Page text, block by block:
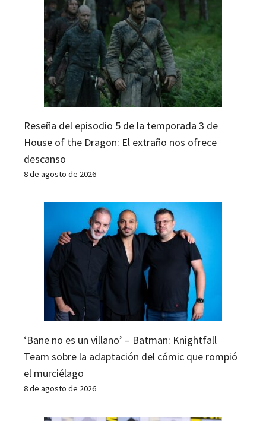
Reseña del episodio 5 de la temporada 3 de
House of the Dragon: El extraño nos ofrece
descanso
8 de agosto de 2026
‘Bane no es un villano’ – Batman: Knightfall
Team sobre la adaptación del cómic que rompió
el murciélago
8 de agosto de 2026